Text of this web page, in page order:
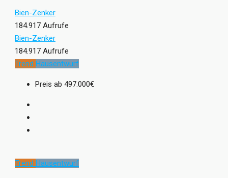
Bien-Zenker
184.917 Aufrufe
Bien-Zenker
184.917 Aufrufe
Trend Hausentwurf
Preis ab 497.000€
Trend Hausentwurf